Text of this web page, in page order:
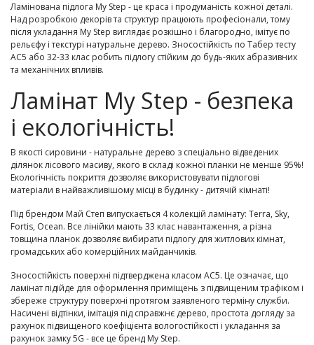
Ламінована підлога My Step - це краса і продуманість кожної деталі.
Над розробкою декорів та структур працюють професіонали, тому
після укладання My Step виглядає розкішно і благородно, імітує по
рельєфу і текстурі натуральне дерево. Зносостійкість по Табер тесту
АС5 або 32-33 клас робить підлогу стійким до будь-яких абразивних
та механічних впливів.
Ламінат My Step - безпека
і екологічність!
В якості сировини - натуральне дерево з спеціально відведених
ділянок лісового масиву, якого в складі кожної планки не менше 95%!
Екологічність покриття дозволяє використовувати підлогові
матеріали в найважливішому місці в будинку - дитячій кімнаті!
Під брендом Май Степ випускається 4 колекцій ламінату: Terra, Sky,
Fortis, Ocean. Все лінійки мають 33 клас навантаження, а різна
товщина планок дозволяє вибирати підлогу для житлових кімнат,
громадських або комерційних майданчиків.
Зносостійкість поверхні підтверджена класом АС5. Це означає, що
ламінат підійде для оформлення приміщень з підвищеним трафіком і
збереже структуру поверхні протягом заявленого терміну служби.
Насичені відтінки, імітація під справжнє дерево, простота догляду за
рахунок підвищеного коефіцієнта вологостійкості і укладання за
рахунок замку 5G - все це бренд My Step.